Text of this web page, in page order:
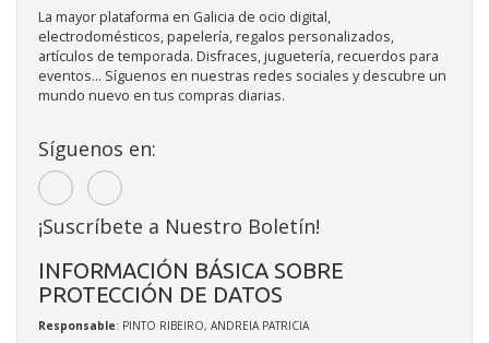
La mayor plataforma en Galicia de ocio digital,
electrodomésticos, papelería, regalos personalizados,
artículos de temporada. Disfraces, juguetería, recuerdos para
eventos... Síguenos en nuestras redes sociales y descubre un
mundo nuevo en tus compras diarias.
Síguenos en:
¡Suscríbete a Nuestro Boletín!
INFORMACIÓN BÁSICA SOBRE
PROTECCIÓN DE DATOS
Responsable: PINTO RIBEIRO, ANDREIA PATRICIA